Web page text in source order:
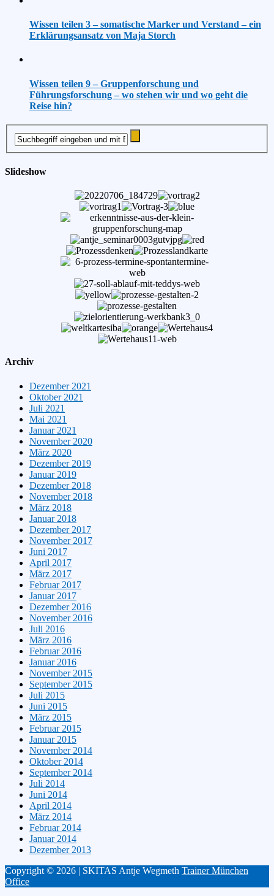
Wissen teilen 3 – somatische Marker und Verstand – ein
Erklärungsansatz von Maja Storch
Wissen teilen 9 – Gruppenforschung und
Führungsforschung – wo stehen wir und wo geht die
Reise hin?
Slideshow
Archiv
Dezember 2021
Oktober 2021
Juli 2021
Mai 2021
Januar 2021
November 2020
März 2020
Dezember 2019
Januar 2019
Dezember 2018
November 2018
März 2018
Januar 2018
Dezember 2017
November 2017
Juni 2017
April 2017
März 2017
Februar 2017
Januar 2017
Dezember 2016
November 2016
Juli 2016
März 2016
Februar 2016
Januar 2016
November 2015
September 2015
Juli 2015
Juni 2015
März 2015
Februar 2015
Januar 2015
November 2014
Oktober 2014
September 2014
Juli 2014
Juni 2014
April 2014
März 2014
Februar 2014
Januar 2014
Dezember 2013
Copyright © 2026 | SKITAS Antje Wegmeth Trainer München
Office